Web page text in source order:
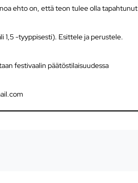
ehto on, että teon tulee olla tapahtunut
1,5 -tyyppisesti). Esittele ja perustele.
festivaalin päätöstilaisuudessa